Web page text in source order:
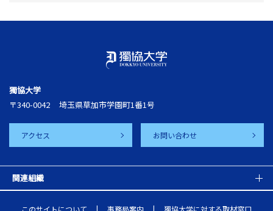
獨協大学
〒340-0042
埼玉県草加市学園町1番1号
アクセス お問い合わせ
関連組織
このサイトについて 事務局案内 獨協大学に対する取材窓口